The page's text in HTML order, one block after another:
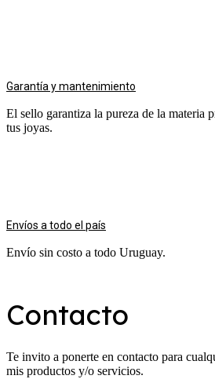
Garantía y mantenimiento
El sello garantiza la pureza de la materia
tus joyas.
Envíos a todo el país
Envío sin costo a todo Uruguay.
Contacto
Te invito a ponerte en contacto para
mis productos y/o servicios.